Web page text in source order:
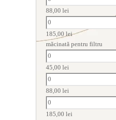
88,00 lei
185,00 lei
măcinată pentru filtru
45,00 lei
88,00 lei
185,00 lei